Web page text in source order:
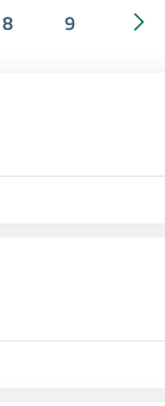
8 9